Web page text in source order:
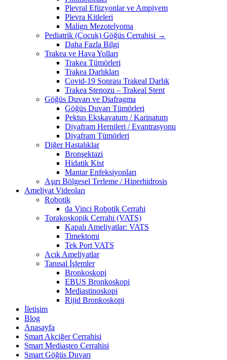
Plevral Efüzyonlar ve Ampiyem
Plevra Kitleleri
Malign Mezotelyoma
Pediatrik (Çocuk) Göğüs Cerrahisi →
Daha Fazla Bilgi
Trakea ve Hava Yolları
Trakea Tümörleri
Trakea Darlıkları
Covid-19 Sonrası Trakeal Darlık
Trakea Stenozu – Trakeal Stent
Göğüs Duvarı ve Diafragma
Göğüs Duvarı Tümörleri
Pektus Ekskavatum / Karinatum
Diyafram Hernileri / Evantrasyonu
Diyafram Tümörleri
Diğer Hastalıklar
Bronşektazi
Hidatik Kist
Mantar Enfeksiyonları
Aşırı Bölgesel Terleme / Hiperhidrosis
Ameliyat Videoları
Robotik
da Vinci Robotik Cerrahi
Torakoskopik Cerrahi (VATS)
Kapalı Ameliyatlar: VATS
Timektomi
Tek Port VATS
Açık Ameliyatlar
Tanısal İşlemler
Bronkoskopi
EBUS Bronkoskopi
Mediastinoskopi
Rijid Bronkoskopi
İletişim
Blog
Anasayfa
Smart Akciğer Cerrahisi
Smart Mediasten Cerrahisi
Smart Göğüs Duvarı